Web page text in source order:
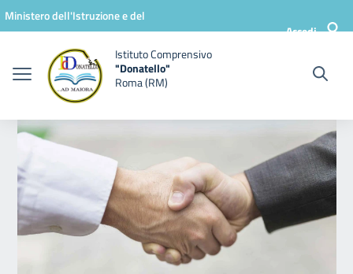
Vai ai contenuti
Vai al menu di navigazione
Vai al footer
Ministero dell'Istruzione e del
Accedi
Istituto Comprensivo
"Donatello"
Roma (RM)